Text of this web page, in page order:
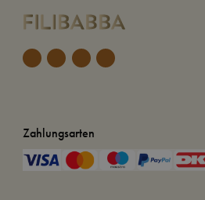
Zahlungsarten